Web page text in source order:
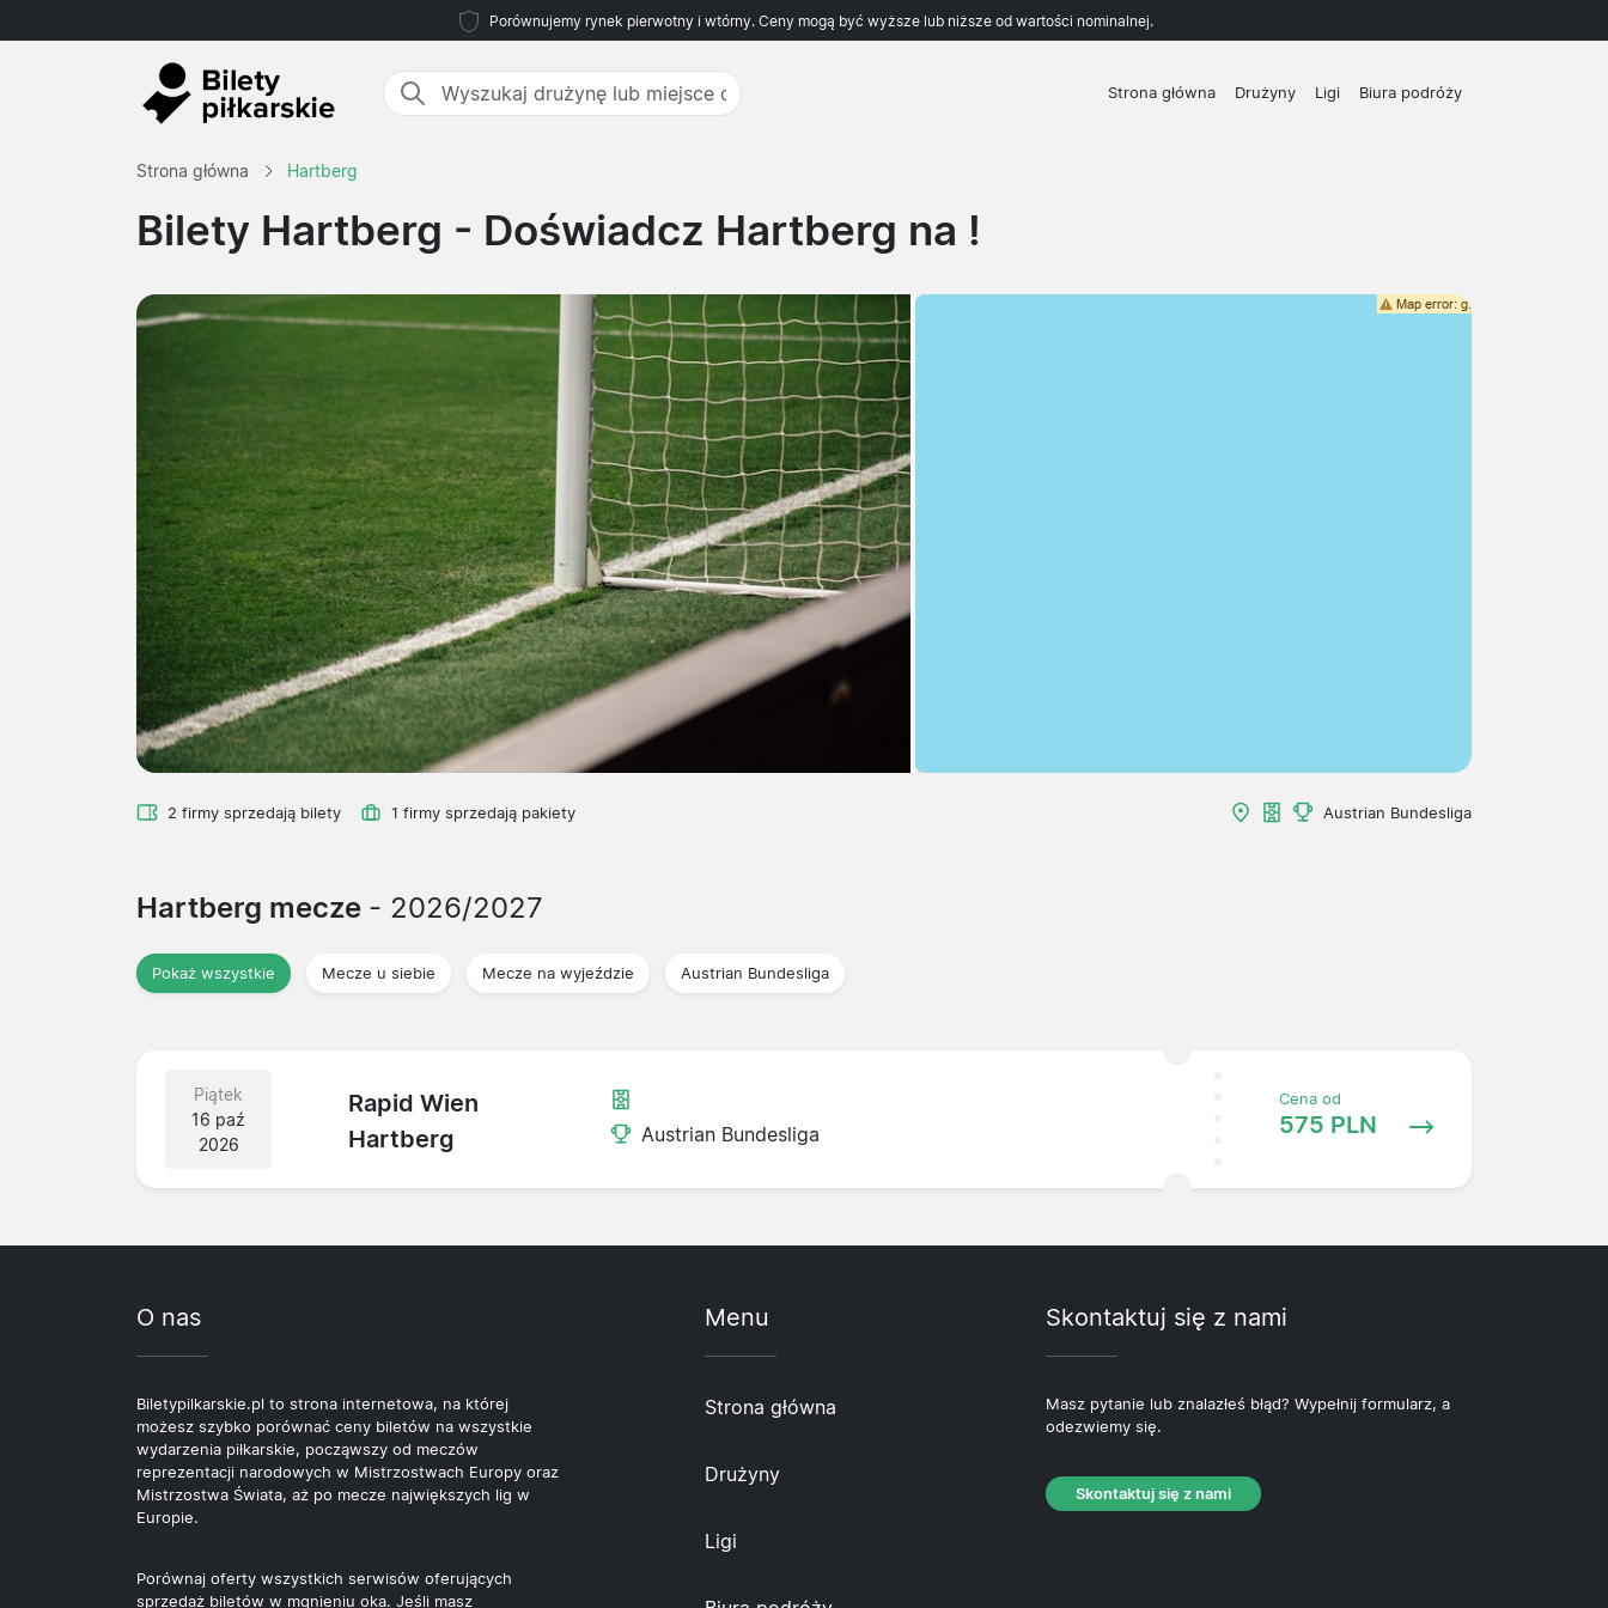
Porównujemy rynek pierwotny i wtórny. Ceny mogą być wyższe lub niższe od wartości nominalnej.
Strona główna Drużyny Ligi Biura podróży
Strona główna Hartberg
Bilety Hartberg - Doświadcz Hartberg na !
2 firmy sprzedają bilety 1 firmy sprzedają pakiety Austrian Bundesliga
Hartberg mecze - 2026/2027
Pokaż wszystkie Mecze u siebie Mecze na wyjeździe Austrian Bundesliga
Piątek
16 paź
2026
Rapid Wien
Hartberg
Austrian Bundesliga
Cena od
575 PLN
O nas
Biletypilkarskie.pl to strona internetowa, na której
możesz szybko porównać ceny biletów na wszystkie
wydarzenia piłkarskie, począwszy od meczów
reprezentacji narodowych w Mistrzostwach Europy oraz
Mistrzostwa Świata, aż po mecze największych lig w
Europie.
Porównaj oferty wszystkich serwisów oferujących
sprzedaż biletów w mgnieniu oka. Jeśli masz
Menu
Strona główna
Drużyny
Ligi
Skontaktuj się z nami
Masz pytanie lub znalazłeś błąd? Wypełnij formularz, a
odezwiemy się.
Skontaktuj się z nami